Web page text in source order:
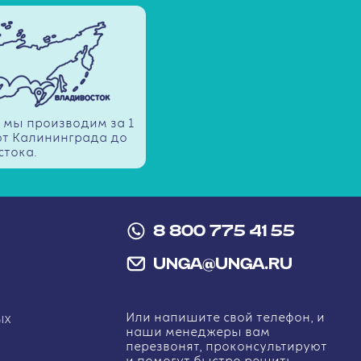
производим за 1
Калининграда до
8 800 775 41 55
UNGA@UNGA.RU
Или напишите свой телефон, и
наши менеджеры вам
перезвонят, проконсультируют